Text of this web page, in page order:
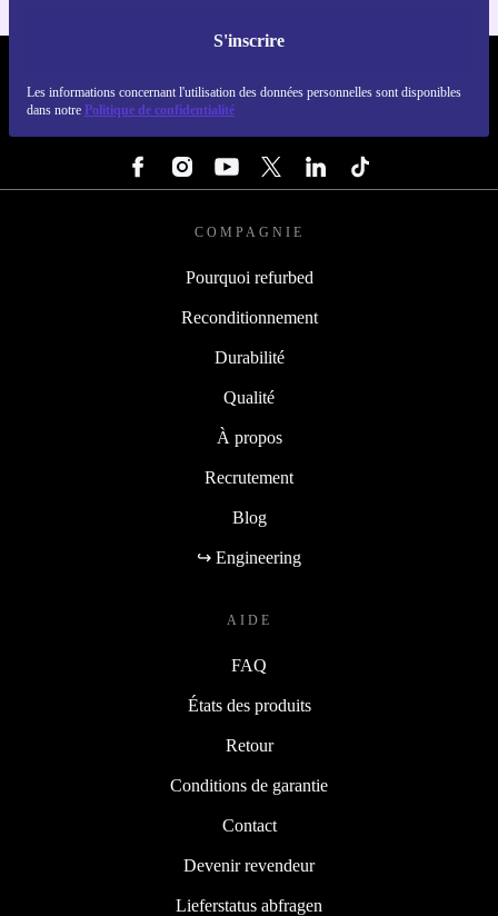
S'inscrire
Les informations concernant l'utilisation des données personnelles sont disponibles
dans notre Politique de confidentialité
COMPAGNIE
Pourquoi refurbed
Reconditionnement
Durabilité
Qualité
À propos
Recrutement
Blog
↪ Engineering
AIDE
FAQ
États des produits
Retour
Conditions de garantie
Contact
Devenir revendeur
Lieferstatus abfragen